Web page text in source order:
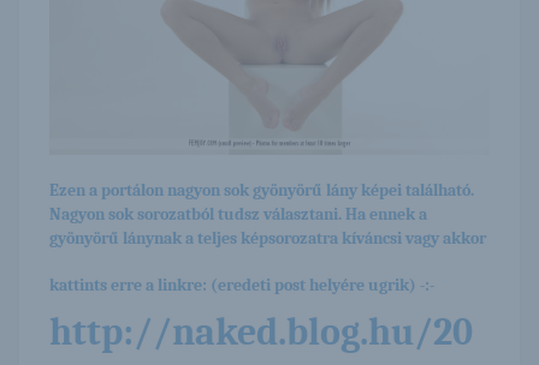
Ezen a portálon nagyon sok gyönyörű lány képei található.
Nagyon sok sorozatból tudsz választani. Ha ennek a
gyönyörű lánynak a teljes képsorozatra kíváncsi vagy akkor
kattints erre a linkre: (eredeti post helyére ugrik) -:-
http://naked.blog.hu/20